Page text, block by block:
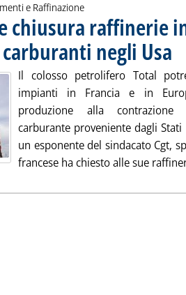
e Raffinazione
chiusura raffinerie
negli Usa
Il colosso petrolifero Total
impianti in Francia e in
produzione alla
carburante proveniente dagli
un esponente del sindacato Cgt,
francese ha chiesto alle sue